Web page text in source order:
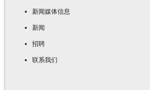
新闻媒体信息
新闻
招聘
联系我们